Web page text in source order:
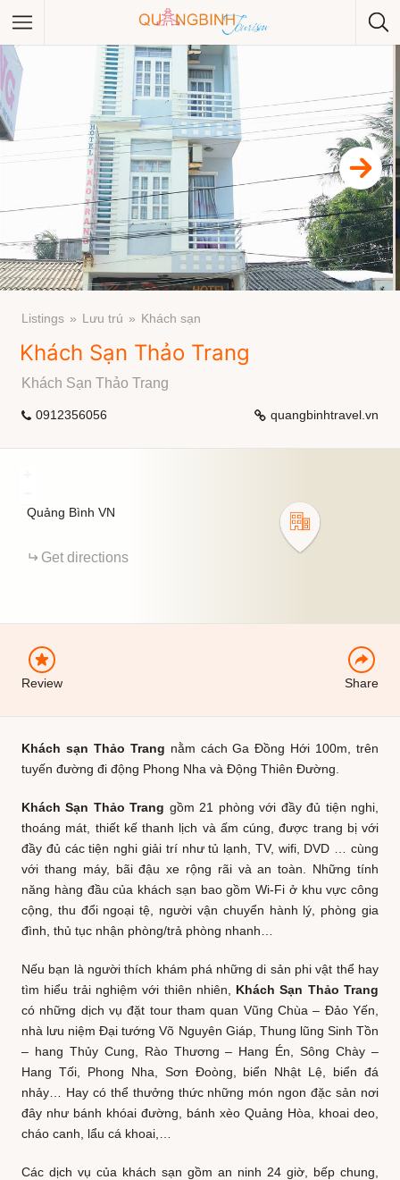
Category
Category
Listings Lưu trú Khách sạn
Khách Sạn Thảo Trang
Khách Sạn Thảo Trang
0912356056 quangbinhtravel.vn
Quảng Bình VN
Get directions
Review Share
EMAIL
Khách sạn Thảo Trang nằm cách Ga Đồng Hới 100m, trên
tuyến đường đi động Phong Nha và Động Thiên Đường.
Khách Sạn Thảo Trang gồm 21 phòng với đầy đủ tiện nghi,
thoáng mát, thiết kế thanh lịch và ấm cúng, được trang bị với
đầy đủ các tiện nghi giải trí như tủ lạnh, TV, wifi, DVD … cùng
với thang máy, bãi đậu xe rộng rãi và an toàn. Những tính
năng hàng đầu của khách sạn bao gồm Wi-Fi ở khu vực công
cộng, thu đổi ngoại tệ, người vận chuyển hành lý, phòng gia
đình, thủ tục nhận phòng/trả phòng nhanh…
Nếu bạn là người thích khám phá những di sản phi vật thể hay
tìm hiểu trải nghiệm với thiên nhiên, Khách Sạn Thảo Trang
có những dịch vụ đặt tour tham quan Vũng Chùa – Đảo Yến,
nhà lưu niệm Đại tướng Võ Nguyên Giáp, Thung lũng Sinh Tồn
– hang Thủy Cung, Rào Thương – Hang Én, Sông Chày –
Hang Tối, Phong Nha, Sơn Đoòng, biển Nhật Lệ, biển đá
nhảy… Hay có thể thưởng thức những món ngon đặc sản nơi
đây như bánh khóai đường, bánh xèo Quảng Hòa, khoai deo,
cháo canh, lẩu cá khoai,…
Các dịch vụ của khách sạn gồm an ninh 24 giờ, bếp chung,